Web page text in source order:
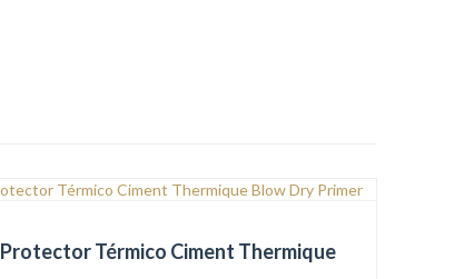
Protector Térmico Ciment Thermique